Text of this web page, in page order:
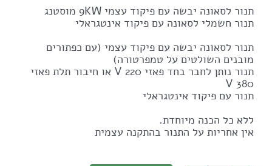
2,800 ₪.
הוא:
2,407 ₪.
תנור לסאונה יבשה עם פיקוד עצמי 9KW מוסטנג
תנור חשמלי לסאונה עם פיקוד אינטגראלי
תנור לסאונה יבשה עם פיקוד עצמי (עם כפתורים
מובנים השולטים על טמפרטורה)
תנור נותן לחבר בחד פאזי 220 V או חיבור תלת פאזי
380 V
תנור עם פיקוד אינטגראלי
ללא כל הכנה מיוחדת.
אין אחריות על התנור בהתקנה עצמית